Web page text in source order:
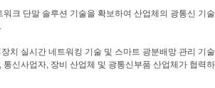
워크 단말 솔루션 기술을 확보하여 산업체의 광통신 기
치 실시간 네트워킹 기술 및 스마트 광분배망 관리 기
통신사업자, 장비 산업체 및 광통신부품 산업체가 협력